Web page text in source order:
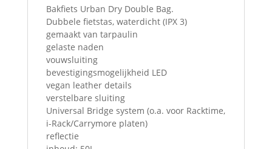
Bakfiets Urban Dry Double Bag.
Dubbele fietstas, waterdicht (IPX 3)
gemaakt van tarpaulin
gelaste naden
vouwsluiting
bevestigingsmogelijkheid LED
vegan leather details
verstelbare sluiting
Universal Bridge system (o.a. voor Racktime,
i-Rack/Carrymore platen)
reflectie